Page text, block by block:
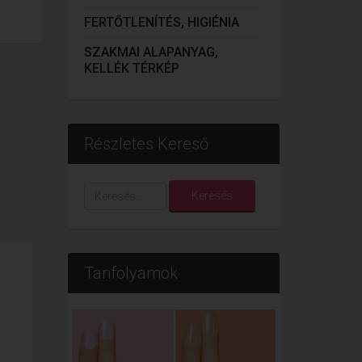
FERTŐTLENÍTÉS, HIGIÉNIA
SZAKMAI ALAPANYAG,
KELLÉK TÉRKÉP
Részletes Kereső
Keresés
Tanfolyamok